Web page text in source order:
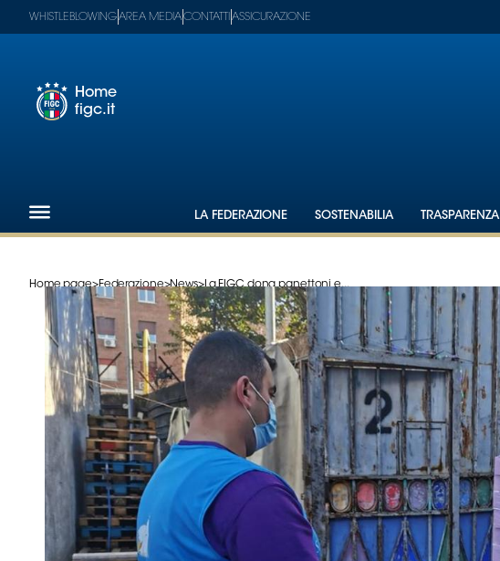
Nazionali
Paralimpico
Women
Museo
Calcio
WHISTLEBLOWINGAREA MEDIACONTATTI ASSICURAZIONE
Home
figc.it
LA FEDERAZIONE SOSTENABILIA TRASPARENZA
Home page>Federazione>News>La FIGC dona panettoni e...